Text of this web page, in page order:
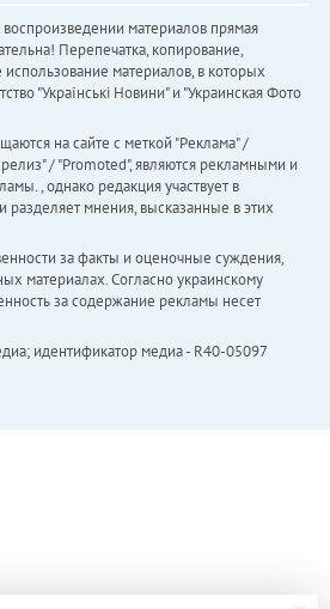
материалов прямая
Перепечатка, копирование,
материалов, в которых
"Українськi Новини" и "Украинская Фото
на сайте с меткой "Реклама" /
/ "Promoted", являются рекламными и
, однако редакция участвует в
разделяет мнения, высказанные в этих
за факты и оценочные суждения,
материалах. Согласно украинскому
за содержание рекламы несет
идентификатор медиа - R40-05097